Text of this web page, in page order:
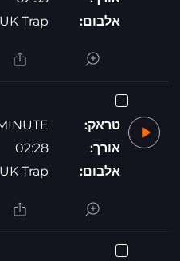
אלבום:
Trap
טראק:
אורך:
02:28
אלבום:
Trap